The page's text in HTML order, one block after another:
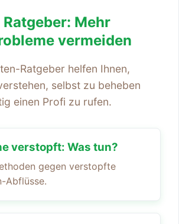
Mehr
vermeiden
Ratgeber helfen Ihnen,
selbst zu beheben
einen Profi zu rufen.
verstopft: Was tun?
gegen verstopfte
Abflüsse.